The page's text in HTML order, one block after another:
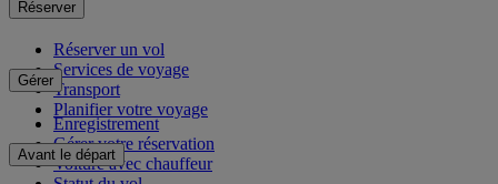
Réserver
Réserver un vol
Services de voyage
Transport
Planifier votre voyage
Gérer
Enregistrement
Gérer votre réservation
Voiture avec chauffeur
Avant le départ